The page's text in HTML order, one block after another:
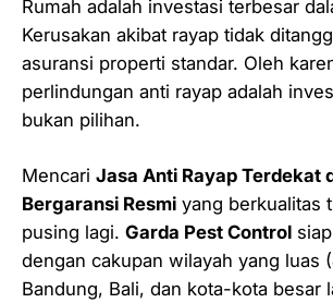
Rumah adalah investasi terbesar
Kerusakan akibat rayap tidak
asuransi properti standar. Oleh
perlindungan anti rayap adalah
bukan pilihan.
Mencari Jasa Anti Rayap Terdekat
Bergaransi Resmi yang berkualitas
pusing lagi. Garda Pest Control
dengan cakupan wilayah yang luas
Bandung, Bali, dan kota-kota besar